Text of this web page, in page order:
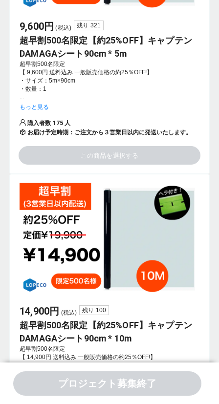
9,600円 (税込) 残り 321
超早割500名限定【約25%OFF】キャプテン
DAMAGAシート90cm * 5m
超早割500名限定
【 9,600円 送料込み 一般販売価格の約25％OFF!】
・サイズ：5m×90cm
・数量：1
...
もっと見る
購入者数 175人
お届け予定時期： ご注文から３営業日以内に発送いたします。
この商品を選択する
14,900円 (税込) 残り 100
超早割500名限定【約25%OFF】キャプテン
DAMAGAシート90cm * 10m
超早割500名限定
【 14,900円 送料込み 一般販売価格の約25％OFF!】
・数量：...
プロジェクト募集終了